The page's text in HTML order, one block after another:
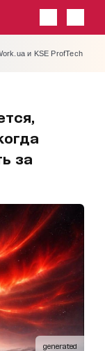
и KSE ProfTech
за
generated